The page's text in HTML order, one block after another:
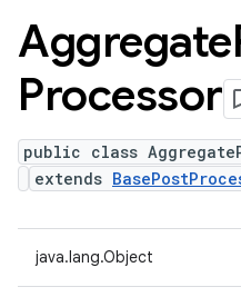
Aggregate
Processor
public class
extends
java.lang.Object